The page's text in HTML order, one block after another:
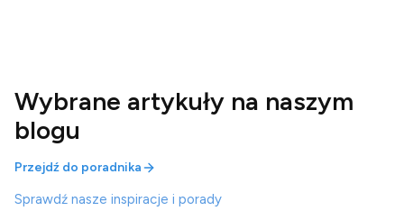
Wybrane artykuły na naszym
blogu
Przejdź do poradnika
Sprawdź nasze inspiracje i porady